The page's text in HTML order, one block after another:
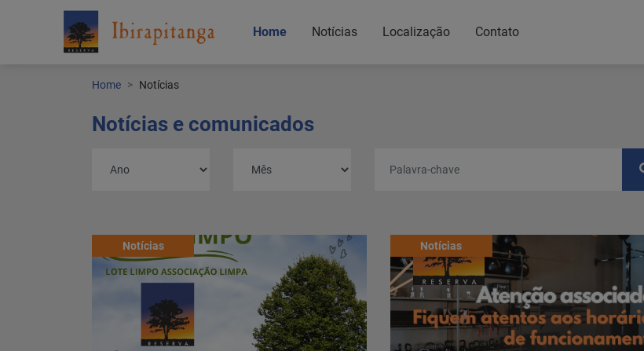
Home Notícias Localização Contato
Home Notícias
Notícias e comunicados
Notícias Notícias